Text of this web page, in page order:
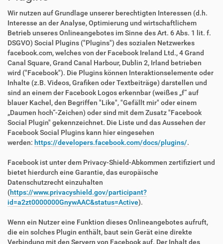
Wir nutzen auf Grundlage unserer berechtigten Interessen (d.h.
Interesse an der Analyse, Optimierung und wirtschaftlichem
Betrieb unseres Onlineangebotes im Sinne des Art. 6 Abs. 1 lit. f.
DSGVO) Social Plugins ("Plugins") des sozialen Netzwerkes
facebook.com, welches von der Facebook Ireland Ltd., 4 Grand
Canal Square, Grand Canal Harbour, Dublin 2, Irland betrieben
wird ("Facebook"). Die Plugins können Interaktionselemente oder
Inhalte (z.B. Videos, Grafiken oder Textbeiträge) darstellen und
sind an einem der Facebook Logos erkennbar (weißes „f“ auf
blauer Kachel, den Begriffen "Like", "Gefällt mir" oder einem
„Daumen hoch“-Zeichen) oder sind mit dem Zusatz "Facebook
Social Plugin" gekennzeichnet. Die Liste und das Aussehen der
Facebook Social Plugins kann hier eingesehen
werden: https://developers.facebook.com/docs/plugins/.
Facebook ist unter dem Privacy-Shield-Abkommen zertifiziert und
bietet hierdurch eine Garantie, das europäische
Datenschutzrecht einzuhalten
(https://www.privacyshield.gov/participant?
id=a2zt0000000GnywAAC&status=Active).
Wenn ein Nutzer eine Funktion dieses Onlineangebotes aufruft,
die ein solches Plugin enthält, baut sein Gerät eine direkte
Verbindung mit den Servern von Facebook auf. Der Inhalt des